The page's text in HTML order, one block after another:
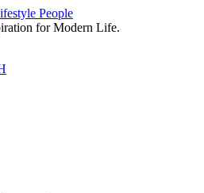
for Modern Life.